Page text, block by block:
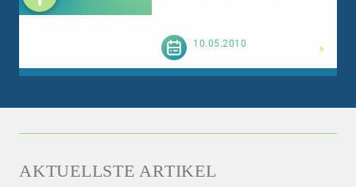
10.05.2010
AKTUELLSTE ARTIKEL